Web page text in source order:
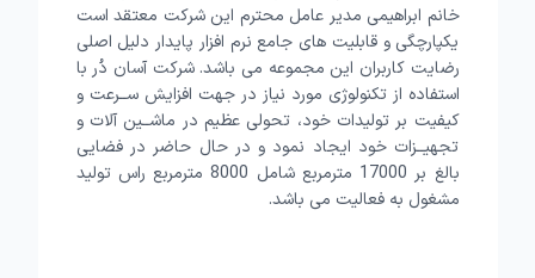
خانم ابراهیمی مدیر عامل محترم این شرکت معتقد است
یکپارچگی و قابلیت های جامع نرم افزار پایدار دلیل اصلی
رضایت کاربران این مجموعه می باشد. شرکت آسان دُر با
استفاده از تکنولوژی مورد نیاز در جهت افزایش ســرعت و
کیفیت بر تولیدات خود، تحولی عظیم در ماشــین آلات و
تجهیــزات خود ایجاد نمود و در حال حاضر در فضایی
بالغ بر 17000 مترمربع شامل 8000 مترمربع راس تولید
مشغول به فعالیت می باشد.